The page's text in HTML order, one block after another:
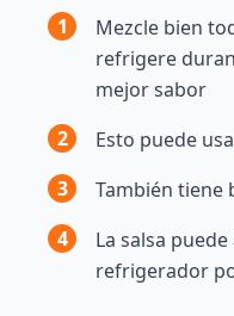
1
Mezcle bien
refrigere
mejor sabor
2
Esto puede
3
También tiene
4
La salsa
refrigerador